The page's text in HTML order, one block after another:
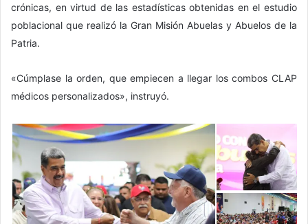
crónicas, en virtud de las estadísticas obtenidas en el estudio
poblacional que realizó la Gran Misión Abuelas y Abuelos de la
Patria.
«Cúmplase la orden, que empiecen a llegar los combos CLAP
médicos personalizados», instruyó.